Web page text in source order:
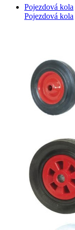
Pojezdová kola
Pojezdová kola